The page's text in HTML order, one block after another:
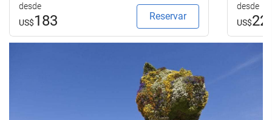
desde
US$183 Reservar
desde
US$